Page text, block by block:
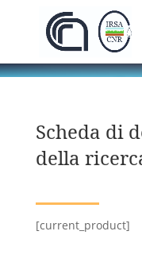
Scheda di
della
[current_product]